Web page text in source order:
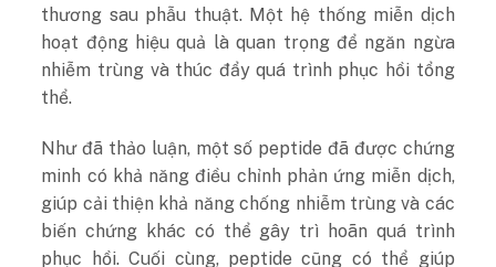
thương sau phẫu thuật. Một hệ thống miễn dịch
hoạt động hiệu quả là quan trọng để ngăn ngừa
nhiễm trùng và thúc đẩy quá trình phục hồi tổng
thể.
Như đã thảo luận, một số peptide đã được chứng
minh có khả năng điều chỉnh phản ứng miễn dịch,
giúp cải thiện khả năng chống nhiễm trùng và các
biến chứng khác có thể gây trì hoãn quá trình
phục hồi. Cuối cùng, peptide cũng có thể giúp